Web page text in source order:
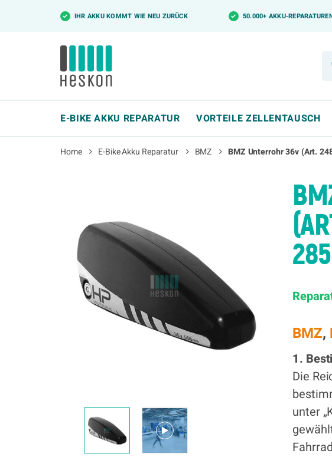
✓ IHR AKKU KOMMT WIE NEU ZURÜCK ✓ 50.000+ AKKU-
E-BIKE AKKU REPARATUR VORTEILE ZELLENTAUSCH
Home E-Bike Akku Reparatur BMZ BMZ Unterrohr 36v (Art.
BMZ,
1.
Die
unter